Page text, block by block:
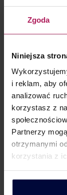
Zgoda
Niniejsza
i reklam, aby
analizować
korzystasz z
Partnerzy
otrzymanymi
korzystania z
Partner |
KONTAKT DLA